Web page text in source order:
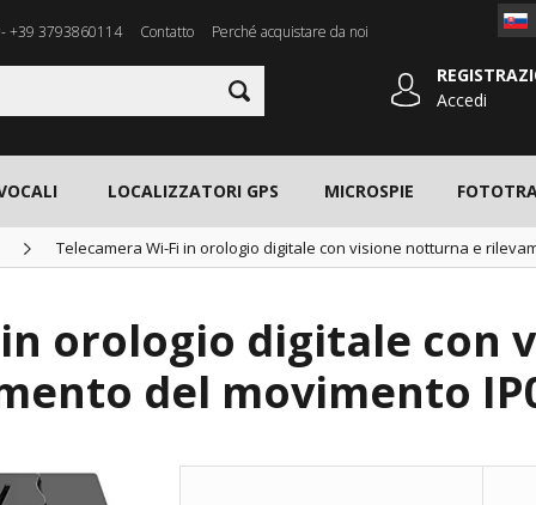
+39 3793860114 Contatto Perché acquistare da noi
Accedi
LOCALIZZATORI GPS MICROSPIE
Telecamera Wi-Fi in orologio digitale con visione notturna e
orologio digitale con
del movimento